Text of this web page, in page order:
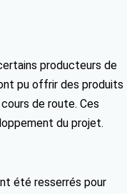
producteurs de
pu offrir des produits
de route. Ces
du projet.
été resserrés pour